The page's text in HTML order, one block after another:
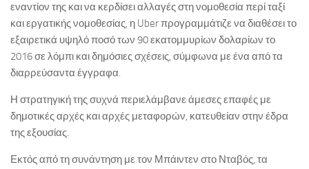
εναντίον της και να κερδίσει αλλαγές στη νομοθεσία περί ταξί
και εργατικής νομοθεσίας, η Uber προγραμμάτιζε να διαθέσει το
εξαιρετικά υψηλό ποσό των 90 εκατομμυρίων δολαρίων το
2016 σε λόμπι και δημόσιες σχέσεις, σύμφωνα με ένα από τα
διαρρεύσαντα έγγραφα.
Η στρατηγική της συχνά περιελάμβανε άμεσες επαφές με
δημοτικές αρχές και αρχές μεταφορών, κατευθείαν στην έδρα
της εξουσίας.
Εκτός από τη συνάντηση με τον Μπάιντεν στο Νταβός, τα